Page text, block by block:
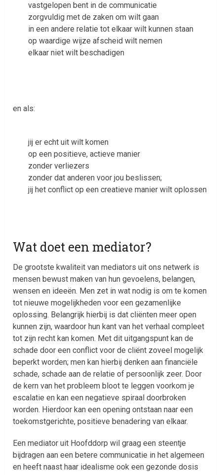
vastgelopen bent in de communicatie
zorgvuldig met de zaken om wilt gaan
in een andere relatie tot elkaar wilt kunnen staan
op waardige wijze afscheid wilt nemen
elkaar niet wilt beschadigen
en als:
jij er echt uit wilt komen
op een positieve, actieve manier
zonder verliezers
zonder dat anderen voor jou beslissen;
jij het conflict op een creatieve manier wilt oplossen
Wat doet een mediator?
De grootste kwaliteit van mediators uit ons netwerk is
mensen bewust maken van hun gevoelens, belangen,
wensen en ideeën. Men zet in wat nodig is om te komen
tot nieuwe mogelijkheden voor een gezamenlijke
oplossing. Belangrijk hierbij is dat cliënten meer open
kunnen zijn, waardoor hun kant van het verhaal compleet
tot zijn recht kan komen. Met dit uitgangspunt kan de
schade door een conflict voor de cliënt zoveel mogelijk
beperkt worden; men kan hierbij denken aan financiële
schade, schade aan de relatie of persoonlijk zeer. Door
de kern van het probleem bloot te leggen voorkom je
escalatie en kan een negatieve spiraal doorbroken
worden. Hierdoor kan een opening ontstaan naar een
toekomstgerichte, positieve benadering van elkaar.
Een mediator uit Hoofddorp wil graag een steentje
bijdragen aan een betere communicatie in het algemeen
en heeft naast haar idealisme ook een gezonde dosis